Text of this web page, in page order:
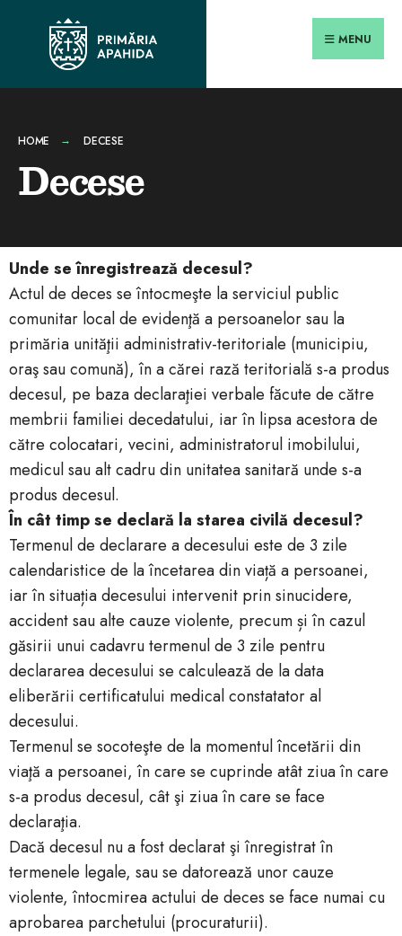
MENU
HOME DECESE
Decese
Unde se înregistrează decesul?
Actul de deces se întocmeşte la serviciul public
comunitar local de evidenţă a persoanelor sau la
primăria unităţii administrativ-teritoriale (municipiu,
oraş sau comună), în a cărei rază teritorială s-a produs
decesul, pe baza declaraţiei verbale făcute de către
membrii familiei decedatului, iar în lipsa acestora de
către colocatari, vecini, administratorul imobilului,
medicul sau alt cadru din unitatea sanitară unde s-a
produs decesul.
În cât timp se declară la starea civilă decesul?
Termenul de declarare a decesului este de 3 zile
calendaristice de la încetarea din viață a persoanei,
iar în situația decesului intervenit prin sinucidere,
accident sau alte cauze violente, precum și în cazul
găsirii unui cadavru termenul de 3 zile pentru
declararea decesului se calculează de la data
eliberării certificatului medical constatator al
decesului.
Termenul se socoteşte de la momentul încetării din
viaţă a persoanei, în care se cuprinde atât ziua în care
s-a produs decesul, cât şi ziua în care se face
declaraţia.
Dacă decesul nu a fost declarat şi înregistrat în
termenele legale, sau se datorează unor cauze
violente, întocmirea actului de deces se face numai cu
aprobarea parchetului (procuraturii).